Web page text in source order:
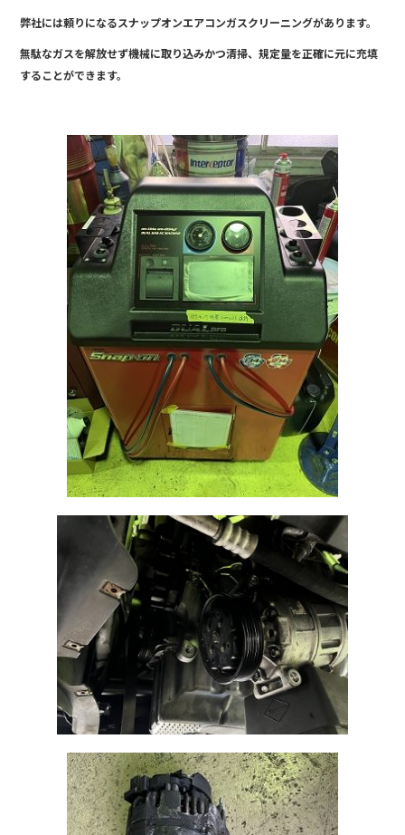
弊社には頼りになるスナップオンエアコンガスクリーニングがあります。
無駄なガスを解放せず機械に取り込みかつ清掃、規定量を正確に元に充填
することができます。